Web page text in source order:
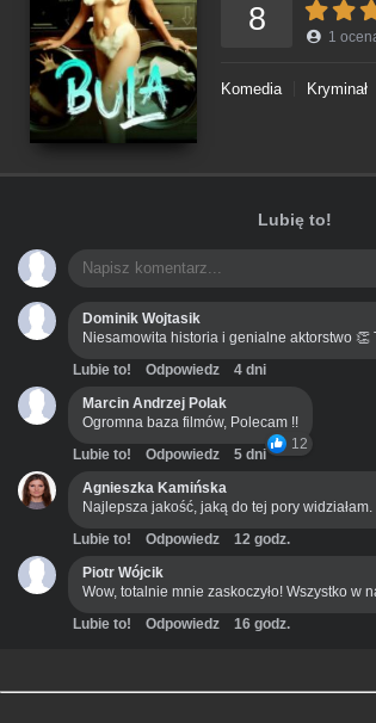
8 1
Komedia Kryminał
Lubię to!
Dominik Wojtasik
Niesamowita historia i genialne aktorstwo 👏
Lubie to! Odpowiedz
4 dni
Marcin Andrzej Polak
Ogromna baza filmów, Polecam !!
12
Lubie to! Odpowiedz
5 dni
Agnieszka Kamińska
Najlepsza jakość, jaką do tej pory
Lubie to! Odpowiedz
12 godz.
Piotr Wójcik
Wow, totalnie mnie zaskoczyło! Wszystko w
Lubie to! Odpowiedz 16 godz.